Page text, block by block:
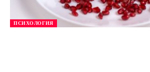
ПСИХОЛОГИЯ